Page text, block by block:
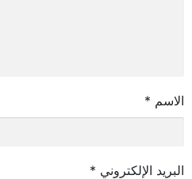
الاسم *
البريد الإلكتروني *